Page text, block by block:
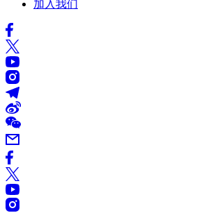
加入我们